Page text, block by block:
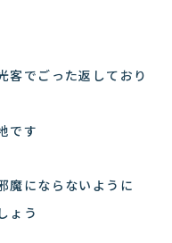
客でごった返しており
です
魔にならないように
ょう